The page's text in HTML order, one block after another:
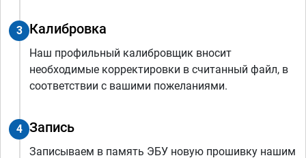
3 Калибровка
Наш профильный калибровщик вносит
необходимые корректировки в считанный файл, в
соответствии с вашими пожеланиями.
4 Запись
Записываем в память ЭБУ новую прошивку нашим